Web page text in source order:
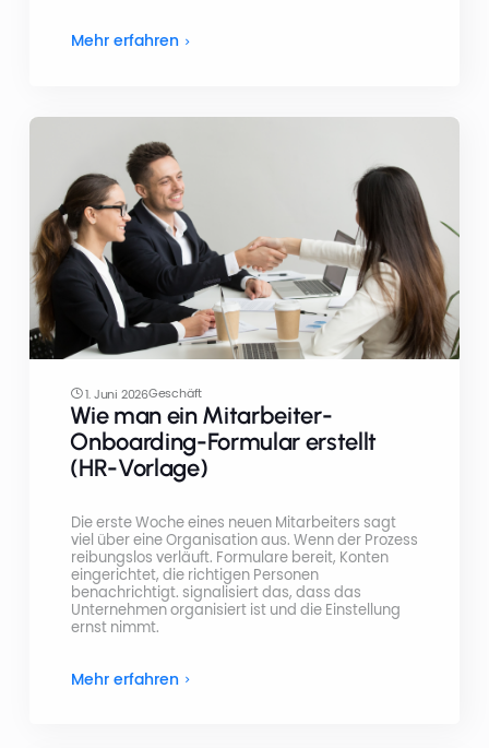
Mehr erfahren
1. Juni 2026Geschäft
Wie man ein Mitarbeiter-
Onboarding-Formular erstellt
(HR-Vorlage)
Die erste Woche eines neuen Mitarbeiters sagt
viel über eine Organisation aus. Wenn der Prozess
reibungslos verläuft. Formulare bereit, Konten
eingerichtet, die richtigen Personen
benachrichtigt. signalisiert das, dass das
Unternehmen organisiert ist und die Einstellung
ernst nimmt.
Mehr erfahren